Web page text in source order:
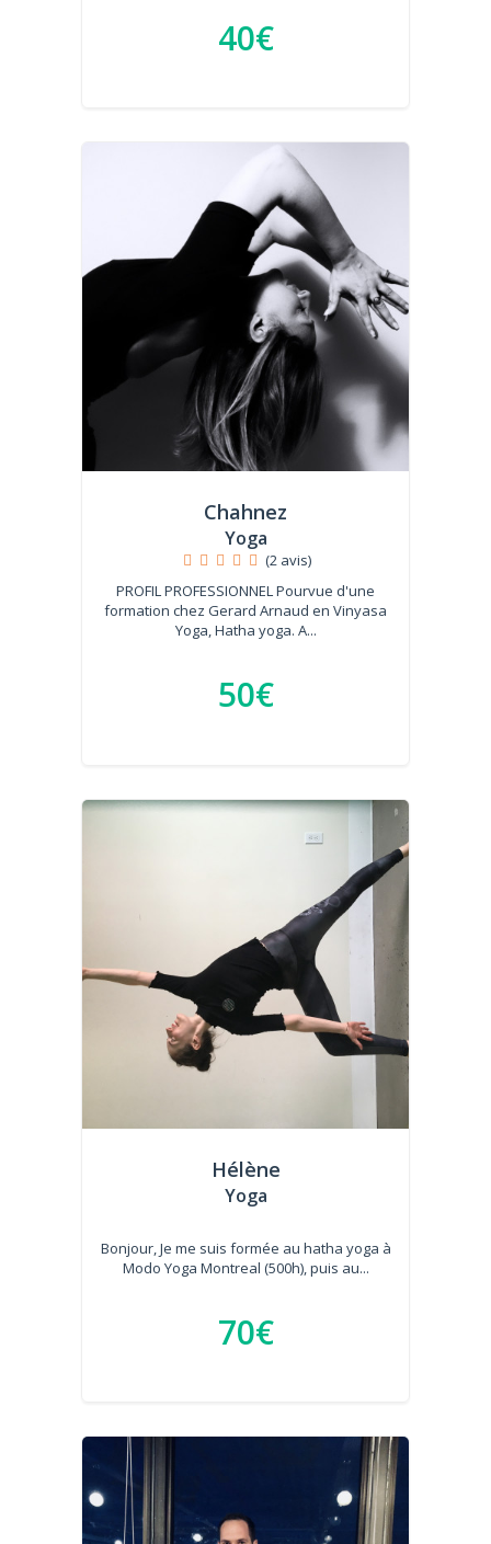
40€
Chahnez
Yoga
(2 avis)
PROFIL PROFESSIONNEL Pourvue d'une
formation chez Gerard Arnaud en Vinyasa
Yoga, Hatha yoga. A...
50€
Hélène
Yoga
Bonjour, Je me suis formée au hatha yoga à
Modo Yoga Montreal (500h), puis au...
70€